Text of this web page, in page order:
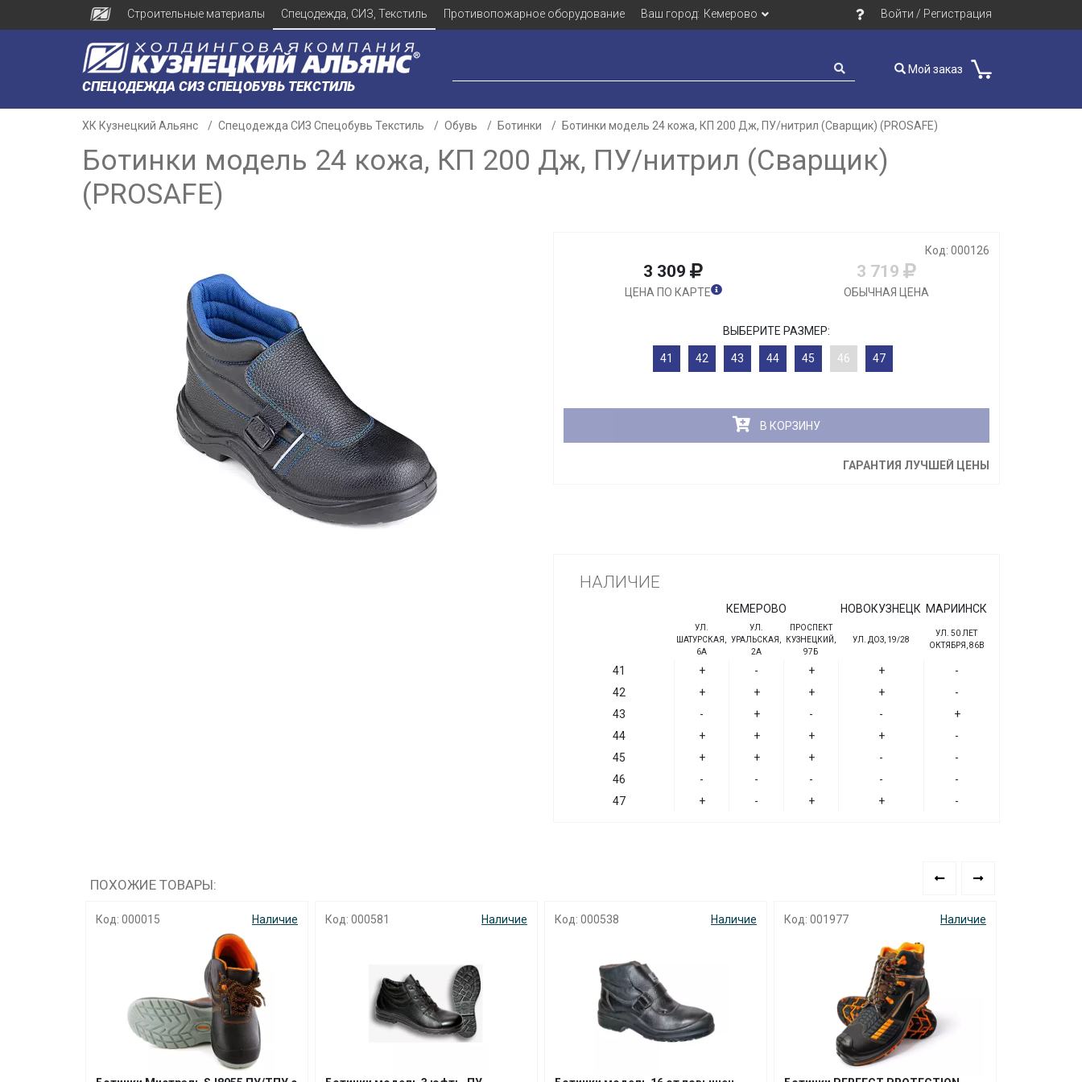
Строительные материалы Спецодежда, СИЗ, Текстиль Противопожарное оборудование Ваш город: Кемерово Войти / Регистрация
СПЕЦОДЕЖДА СИЗ СПЕЦОБУВЬ ТЕКСТИЛЬ
Мой заказ
ХК Кузнецкий Альянс Спецодежда СИЗ Спецобувь Текстиль Обувь Ботинки Ботинки модель 24 кожа, КП 200 Дж, ПУ/нитрил (Сварщик) (PROSAFE)
Ботинки модель 24 кожа, КП 200 Дж, ПУ/нитрил (Сварщик)
(PROSAFE)
Код: 000126
3 309
ЦЕНА ПО КАРТЕ
3 719
ОБЫЧНАЯ ЦЕНА
ВЫБЕРИТЕ РАЗМЕР:
41 42 43 44 45 46 47
В КОРЗИНУ
ГАРАНТИЯ ЛУЧШЕЙ ЦЕНЫ
НАЛИЧИЕ
КЕМЕРОВО НОВОКУЗНЕЦК МАРИИНСК
УЛ.
ШАТУРСКАЯ,
6А
УЛ.
УРАЛЬСКАЯ,
2А
ПРОСПЕКТ
КУЗНЕЦКИЙ,
97Б
УЛ. ДОЗ, 19/28
УЛ. 50 ЛЕТ
ОКТЯБРЯ, 86В
41 + - + +
-
42
+ + + +
-
43
- + - -
+
44
+ + + +
-
45
+ + + -
-
46
- - - -
-
47
+ - + + -
ПОХОЖИЕ ТОВАРЫ:
Код: 000015 Наличие Код: 000581 Наличие Код: 000538 Наличие Код: 001977 Наличие